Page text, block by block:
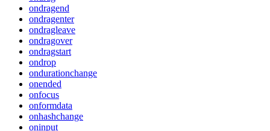
ondragend
ondragenter
ondragleave
ondragover
ondragstart
ondrop
ondurationchange
onended
onfocus
onformdata
onhashchange
oninput